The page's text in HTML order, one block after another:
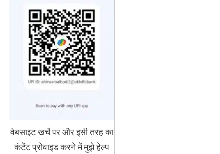
वेबसाइट खर्चे पर और इसी तरह का
कंटेंट प्रोवाइड करने में मुझे हेल्प